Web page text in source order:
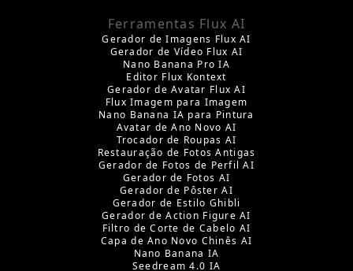
Ferramentas Flux AI
Gerador de Imagens Flux AI
Gerador de Vídeo Flux AI
Nano Banana Pro IA
Editor Flux Kontext
Gerador de Avatar Flux AI
Flux Imagem para Imagem
Nano Banana IA para Pintura
Avatar de Ano Novo AI
Trocador de Roupas AI
Restauração de Fotos Antigas
Gerador de Fotos de Perfil AI
Gerador de Fotos AI
Gerador de Pôster AI
Gerador de Estilo Ghibli
Gerador de Action Figure AI
Filtro de Corte de Cabelo AI
Capa de Ano Novo Chinês AI
Nano Banana IA
Seedream 4.0 IA